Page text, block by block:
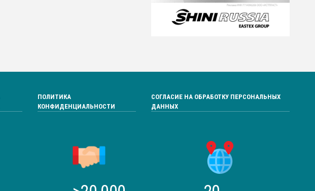
ПОЛИТИКА
КОНФИДЕНЦИАЛЬНОСТИ
СОГЛАСИЕ НА ОБРАБОТКУ ПЕРСОНАЛЬНЫХ
ДАННЫХ